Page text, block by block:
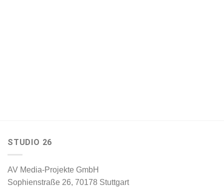
STUDIO 26
AV Media-Projekte GmbH
Sophienstraße 26, 70178 Stuttgart